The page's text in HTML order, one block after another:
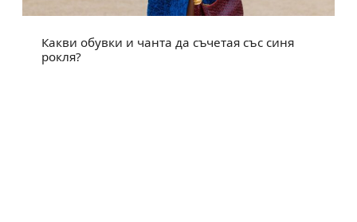
Какви обувки и чанта да съчетая със синя
рокля?